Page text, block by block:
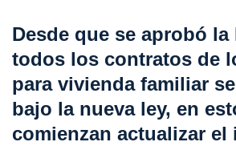
Desde que se aprobó la
todos los contratos de
para vivienda familiar
bajo la nueva ley, en
comienzan actualizar el